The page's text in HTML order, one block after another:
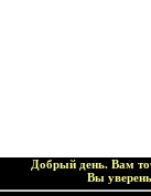
Добрый день. Вам
Вы